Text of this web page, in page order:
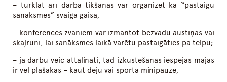
– turklāt arī darba tikšanās var organizēt kā “pastaigu
sanāksmes” svaigā gaisā;
– konferences zvaniem var izmantot bezvadu austiņas vai
skaļruni, lai sanāksmes laikā varētu pastaigāties pa telpu;
– ja darbu veic attālināti, tad izkustēšanās iespējas mājās
ir vēl plašākas – kaut deju vai sporta minipauze;